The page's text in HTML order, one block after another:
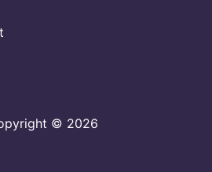
© 2026